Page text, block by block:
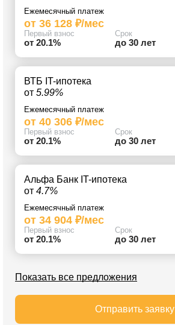
Ежемесячный платеж
от 36 128 ₽/мес
Первый взнос
от 20.1%
Срок
до 30 лет
ВТБ IT-ипотека
от 5.99%
Ежемесячный платеж
от 40 306 ₽/мес
Первый взнос
от 20.1%
Срок
до 30 лет
Альфа Банк IT-ипотека
от 4.7%
Ежемесячный платеж
от 34 904 ₽/мес
Первый взнос
от 20.1%
Срок
до 30 лет
Показать все предложения
Отправить заявку